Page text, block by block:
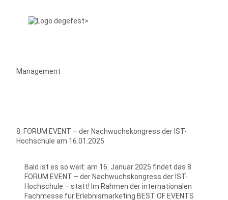
Management
8. FORUM EVENT – der Nachwuchskongress der IST-
Hochschule am 16.01.2025
Bald ist es so weit: am 16. Januar 2025 findet das 8.
FORUM EVENT – der Nachwuchskongress der IST-
Hochschule – statt! Im Rahmen der internationalen
Fachmesse für Erlebnismarketing BEST OF EVENTS